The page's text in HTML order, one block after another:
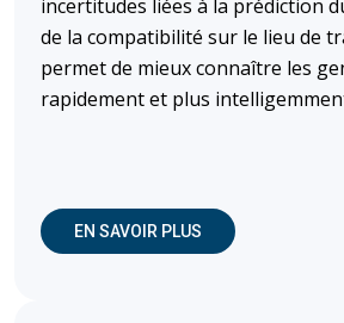
incertitudes liées à la prédiction
de la compatibilité sur le lieu de
permet de mieux connaître les
rapidement et plus
EN SAVOIR PLUS (OUVRE DANS